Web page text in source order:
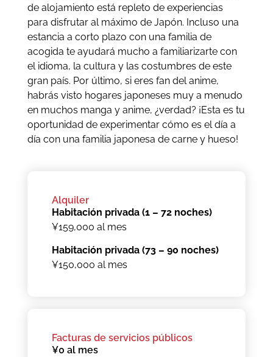
de alojamiento está repleto de experiencias
para disfrutar al máximo de Japón. Incluso una
estancia a corto plazo con una familia de
acogida te ayudará mucho a familiarizarte con
el idioma, la cultura y las costumbres de este
gran país. Por último, si eres fan del anime,
habrás visto hogares japoneses muy a menudo
en muchos manga y anime, ¿verdad? ¡Esta es tu
oportunidad de experimentar cómo es el día a
día con una familia japonesa de carne y hueso!
Alquiler
Habitación privada (1 – 72 noches)
¥159,000 al mes
Habitación privada (73 – 90 noches)
¥150,000 al mes
Facturas de servicios públicos
¥0 al mes